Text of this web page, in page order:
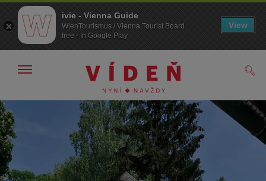
Přejít
na
procházení
Přejít
k obsahu
Zobrazit/skrýt
ivie - Vienna Guide
WienTourismus / Vienna Tourist Board
free - In Google Play
View